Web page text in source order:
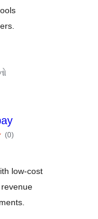
(0કુલ
રેટિંગ્સ
)
low-cost